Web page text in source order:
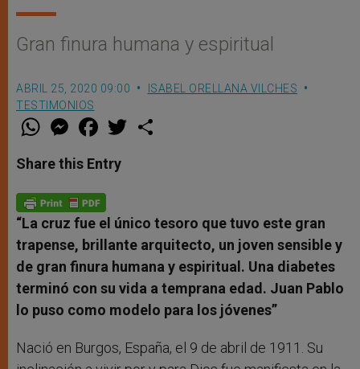
Gran finura humana y espiritual
ABRIL 25, 2020 09:00
ISABEL ORELLANA VILCHES
TESTIMONIOS
W
t
s
p
p
M
e
s
e
g
e
r
F
a
e
b
o
k
w
Share this Entry
“La cruz fue el único tesoro que tuvo este gran
trapense, brillante arquitecto, un joven sensible y
de gran finura humana y espiritual. Una diabetes
terminó con su vida a temprana edad. Juan Pablo
lo puso como modelo para los jóvenes”
Nació en Burgos, España, el 9 de abril de 1911. Su